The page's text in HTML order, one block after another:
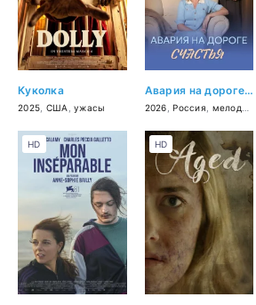
Куколка
2025 США ,ужасы
Авария на дороге счастья
2026 ,Россия мелодрама
HD HD